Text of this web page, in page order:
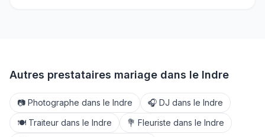
Autres prestataires mariage dans le Indre
📷 Photographe dans le Indre 🎧 DJ dans le Indre
🍽️ Traiteur dans le Indre 💐 Fleuriste dans le Indre